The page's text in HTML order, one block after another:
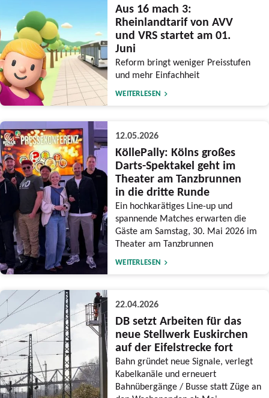
Aus 16 mach 3:
Rheinlandtarif von AVV
und VRS startet am 01.
Juni
Reform bringt weniger Preisstufen
und mehr Einfachheit
WEITERLESEN
12.05.2026
KöllePally: Kölns großes
Darts-Spektakel geht im
Theater am Tanzbrunnen
in die dritte Runde
Ein hochkarätiges Line-up und
spannende Matches erwarten die
Gäste am Samstag, 30. Mai 2026 im
Theater am Tanzbrunnen
WEITERLESEN
22.04.2026
DB setzt Arbeiten für das
neue Stellwerk Euskirchen
auf der Eifelstrecke fort
Bahn gründet neue Signale, verlegt
Kabelkanäle und erneuert
Bahnübergänge / Busse statt Züge an